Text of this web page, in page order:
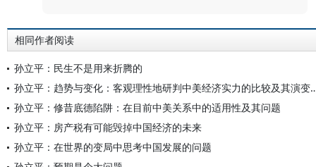
相同作者阅读
孙立平：民生不是用来折腾的
孙立平：趋势与变化：客观理
孙立平：修昔底德陷阱：在目前中美关系中的适用性及其问题
孙立平：房产税有可能毁掉中国经济的未来
孙立平：在世界的变局中思考中国发展的问题